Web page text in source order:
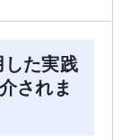
た実践
されま